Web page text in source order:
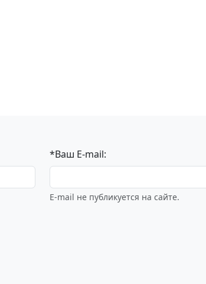
*Ваш E-mail:
E-mail не публикуется на сайте.